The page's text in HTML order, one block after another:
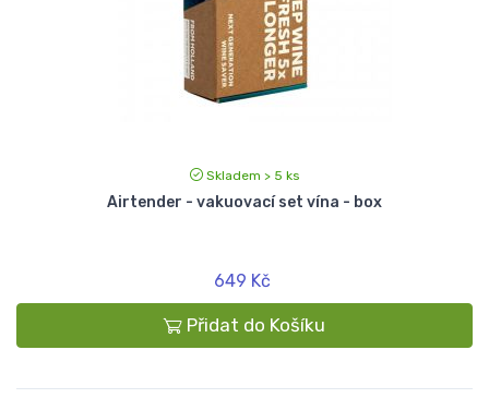
Skladem > 5 ks
Airtender - vakuovací set vína - box
649 Kč
Přidat do Košíku